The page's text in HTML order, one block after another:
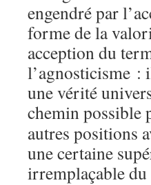
engendré par
forme de la
acception du
l’agnosticisme :
une vérité
chemin possible
autres positions
une certaine
irremplaçable du